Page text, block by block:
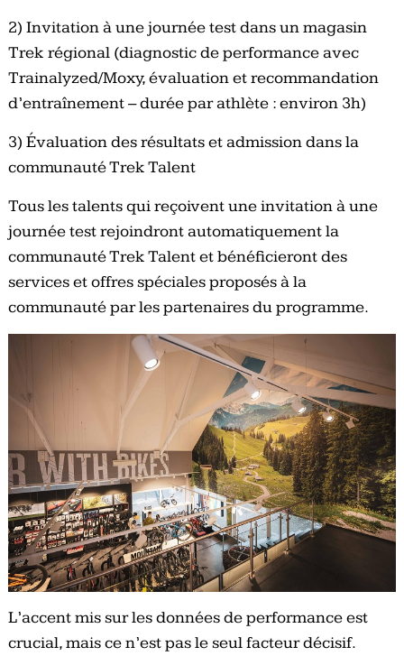
2) Invitation à une journée test dans un magasin
Trek régional (diagnostic de performance avec
Trainalyzed/Moxy, évaluation et recommandation
d’entraînement – durée par athlète : environ 3h)
3) Évaluation des résultats et admission dans la
communauté Trek Talent
Tous les talents qui reçoivent une invitation à une
journée test rejoindront automatiquement la
communauté Trek Talent et bénéficieront des
services et offres spéciales proposés à la
communauté par les partenaires du programme.
L’accent mis sur les données de performance est
crucial, mais ce n’est pas le seul facteur décisif.